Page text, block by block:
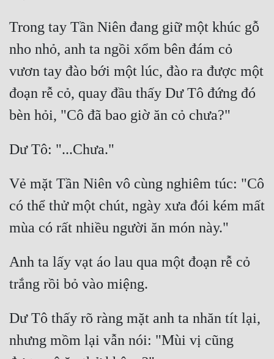
Trong tay Tần Niên đang giữ một khúc gỗ
nho nhỏ, anh ta ngồi xổm bên đám cỏ
vươn tay đào bới một lúc, đào ra được một
đoạn rễ cỏ, quay đầu thấy Dư Tô đứng đó
Vẻ mặt Tần Niên vô cùng nghiêm túc: "Cô
có thể thử một chút, ngày xưa đói kém mất
Anh ta lấy vạt áo lau qua một đoạn rễ cỏ
Dư Tô thấy rõ ràng mặt anh ta nhăn tít lại,
nhưng mồm lại vẫn nói: "Mùi vị cũng